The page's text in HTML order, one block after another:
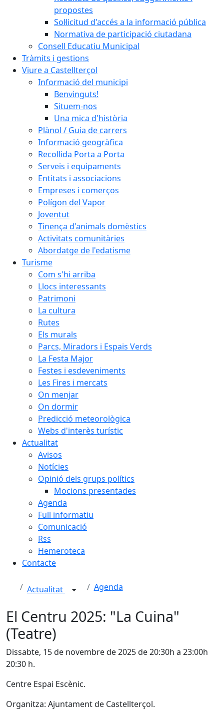
propostes
Sol·licitud d'accés a la informació pública
Normativa de participació ciutadana
Consell Educatiu Municipal
Tràmits i gestions
Viure a Castellterçol
Informació del municipi
Benvinguts!
Situem-nos
Una mica d'història
Plànol / Guia de carrers
Informació geogràfica
Recollida Porta a Porta
Serveis i equipaments
Entitats i associacions
Empreses i comerços
Polígon del Vapor
Joventut
Tinença d'animals domèstics
Activitats comunitàries
Abordatge de l'edatisme
Turisme
Com s'hi arriba
Llocs interessants
Patrimoni
La cultura
Rutes
Els murals
Parcs, Miradors i Espais Verds
La Festa Major
Festes i esdeveniments
Les Fires i mercats
On menjar
On dormir
Predicció meteorològica
Webs d'interès turístic
Actualitat
Avisos
Notícies
Opinió dels grups polítics
Mocions presentades
Agenda
Full informatiu
Comunicació
Rss
Hemeroteca
Contacte
Actualitat Agenda
El Centru 2025: "La Cuina"
(Teatre)
Dissabte, 15 de novembre de 2025 de 20:30h a 23:00h
20:30 h.
Centre Espai Escènic.
Organitza: Ajuntament de Castellterçol.